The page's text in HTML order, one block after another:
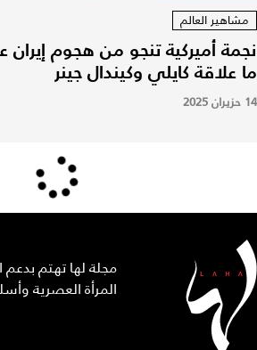
مشاهير العالم
نجمة أميركية تنجو من هجوم
ما علاقة كايلي وكيندال جينر
14 حزيران 2025
مجلة لها تهتم
المرأة العصرية